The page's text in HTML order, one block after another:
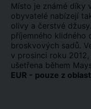
Místo je známé díky
obyvatelé nabízejí
olivy a čerstvé
příjemného klidného
broskvových sadů.
v prosinci roku
ušetřena během
EUR - pouze z